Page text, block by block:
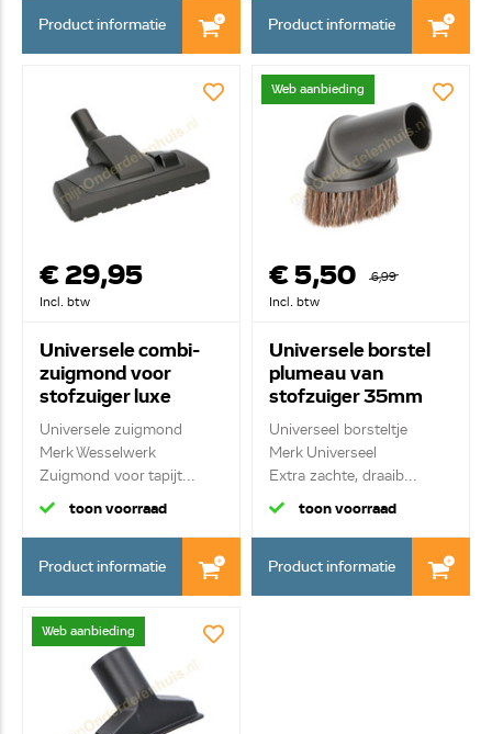
Product informatie Product informatie
€ 29,95
Incl. btw
Universele combi-
zuigmond voor
stofzuiger luxe
35mm
Universele zuigmond
Merk Wesselwerk
Zuigmond voor tapijt...
toon voorraad
Product informatie
Web aanbieding
€ 5,50
6,99
Incl. btw
Universele borstel
plumeau van
stofzuiger 35mm
Universeel borsteltje
Merk Universeel
Extra zachte, draaib...
toon voorraad
Product informatie
Web aanbieding